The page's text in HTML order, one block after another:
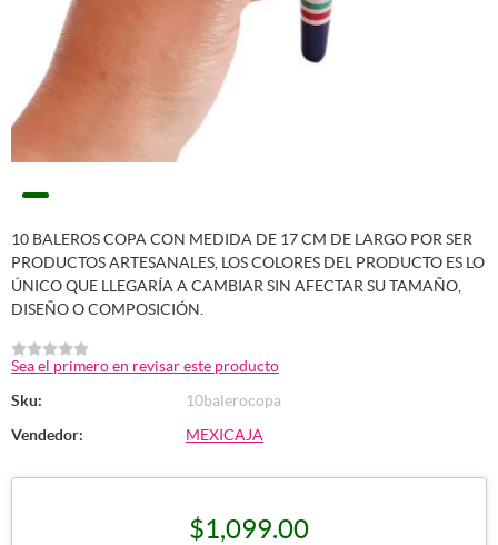
10 BALEROS COPA CON MEDIDA DE 17 CM DE LARGO POR SER
PRODUCTOS ARTESANALES, LOS COLORES DEL PRODUCTO ES LO
ÚNICO QUE LLEGARÍA A CAMBIAR SIN AFECTAR SU TAMAÑO,
DISEÑO O COMPOSICIÓN.
Sea el primero en revisar este producto
Sku:
10balerocopa
Vendedor:
MEXICAJA
$1,099.00